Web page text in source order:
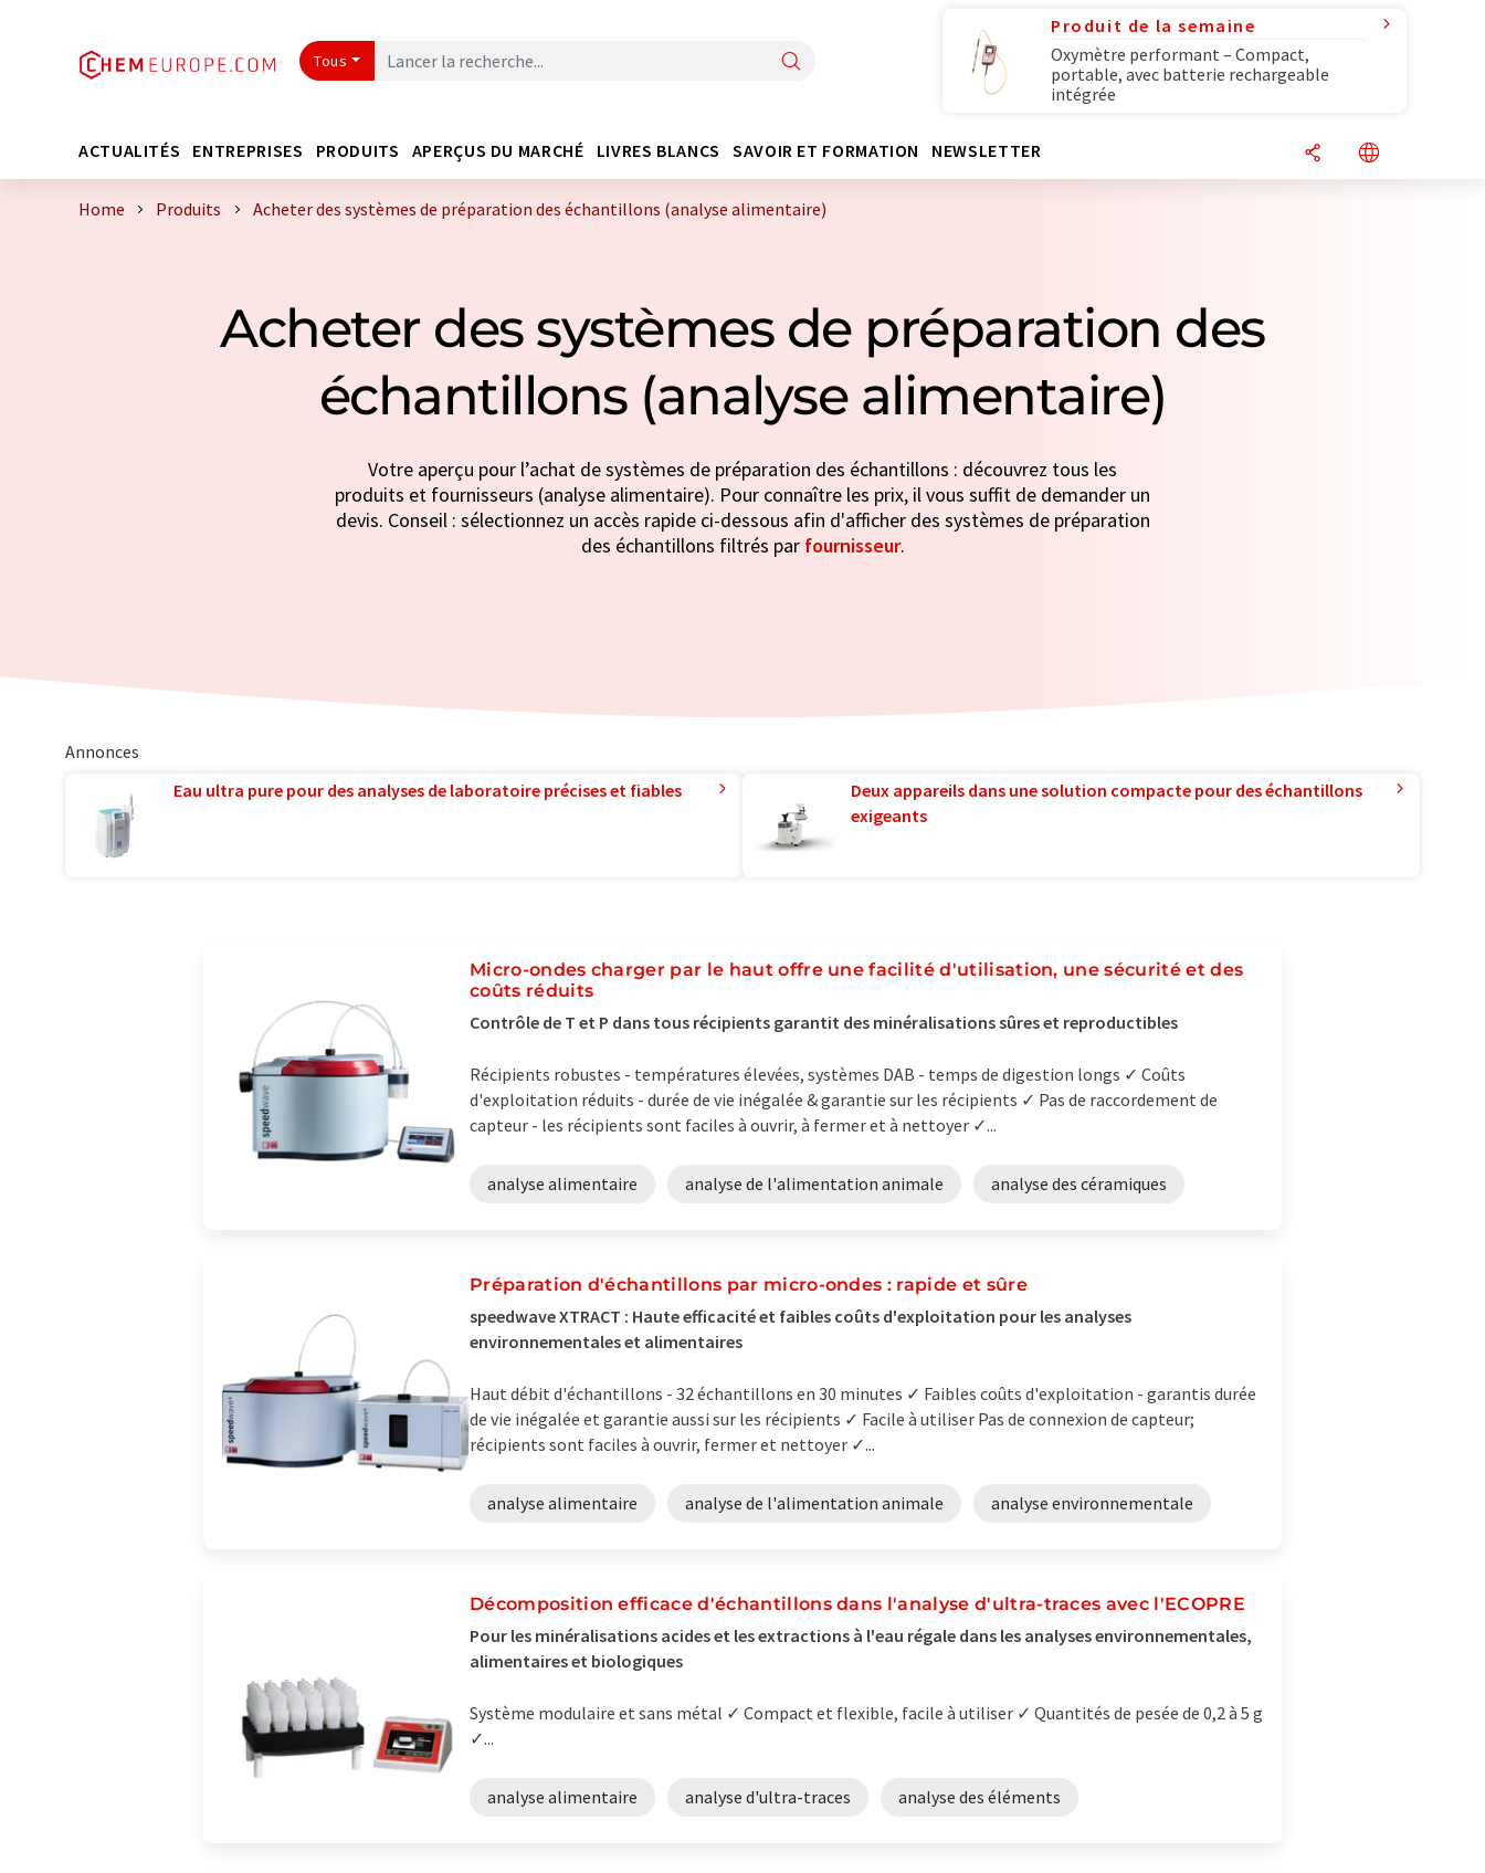
Tous
Produit de la semaine
Oxymètre performant – Compact,
portable, avec batterie rechargeable
intégrée
ACTUALITÉS ENTREPRISES PRODUITS APERÇUS DU MARCHÉ LIVRES BLANCS SAVOIR ET FORMATION NEWSLETTER
Home Produits Acheter des systèmes de préparation des échantillons (analyse alimentaire)
Acheter des systèmes de préparation des
échantillons (analyse alimentaire)
Votre aperçu pour l’achat de systèmes de préparation des échantillons : découvrez tous les
produits et fournisseurs (analyse alimentaire). Pour connaître les prix, il vous suffit de demander un
devis. Conseil : sélectionnez un accès rapide ci-dessous afin d'afficher des systèmes de préparation
des échantillons filtrés par fournisseur.
Annonces
Eau ultra pure pour des analyses de laboratoire précises et fiables
Deux appareils dans une solution compacte pour des échantillons
exigeants
Micro-ondes charger par le haut offre une facilité d'utilisation, une sécurité et des
coûts réduits
Contrôle de T et P dans tous récipients garantit des minéralisations sûres et reproductibles
Récipients robustes - températures élevées, systèmes DAB - temps de digestion longs ✓ Coûts
d'exploitation réduits - durée de vie inégalée & garantie sur les récipients ✓ Pas de raccordement de
capteur - les récipients sont faciles à ouvrir, à fermer et à nettoyer ✓...
analyse alimentaire analyse de l'alimentation animale analyse des céramiques
Préparation d'échantillons par micro-ondes : rapide et sûre
speedwave XTRACT : Haute efficacité et faibles coûts d'exploitation pour les analyses
environnementales et alimentaires
Haut débit d'échantillons - 32 échantillons en 30 minutes ✓ Faibles coûts d'exploitation - garantis durée
de vie inégalée et garantie aussi sur les récipients ✓ Facile à utiliser Pas de connexion de capteur;
récipients sont faciles à ouvrir, fermer et nettoyer ✓...
analyse alimentaire analyse de l'alimentation animale analyse environnementale
Décomposition efficace d'échantillons dans l'analyse d'ultra-traces avec l'ECOPRE
Pour les minéralisations acides et les extractions à l'eau régale dans les analyses environnementales,
alimentaires et biologiques
Système modulaire et sans métal ✓ Compact et flexible, facile à utiliser ✓ Quantités de pesée de 0,2 à 5 g
✓...
analyse alimentaire analyse d'ultra-traces analyse des éléments